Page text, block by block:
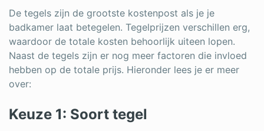
De tegels zijn de grootste kostenpost als je je
badkamer laat betegelen. Tegelprijzen verschillen erg,
waardoor de totale kosten behoorlijk uiteen lopen.
Naast de tegels zijn er nog meer factoren die invloed
hebben op de totale prijs. Hieronder lees je er meer
over:
Keuze 1: Soort tegel